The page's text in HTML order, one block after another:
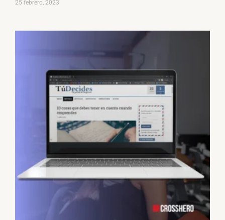
25 febrero, 2023